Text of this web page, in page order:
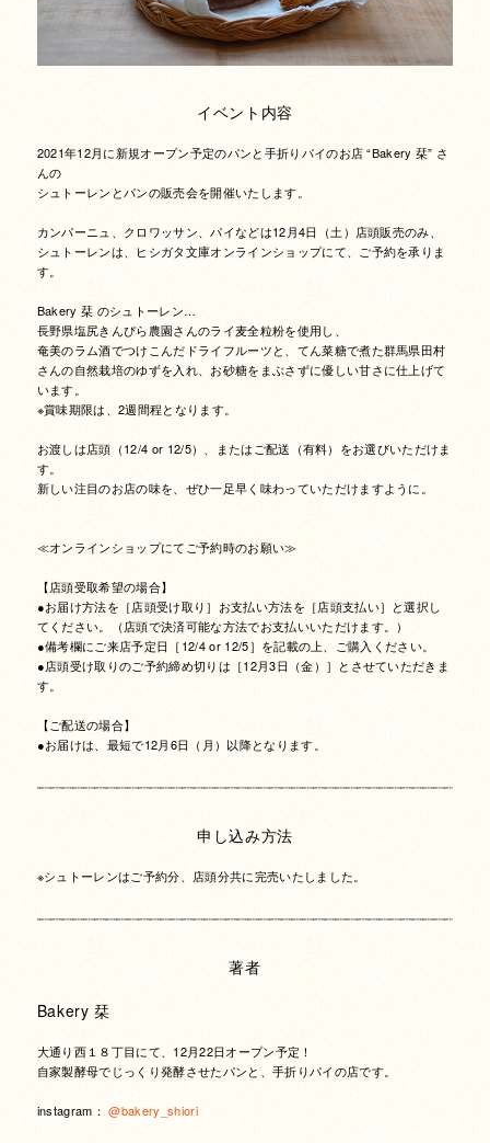
イベント内容
2021年12月に新規オープン予定のパンと手折りパイのお店 “Bakery 栞” さ
んの
シュトーレンとパンの販売会を開催いたします。
カンパーニュ、クロワッサン、パイなどは12月4日（土）店頭販売のみ、
シュトーレンは、ヒシガタ文庫オンラインショップにて、ご予約を承りま
す。
Bakery 栞 のシュトーレン…
長野県塩尻きんぴら農園さんのライ麦全粒粉を使用し、
奄美のラム酒でつけこんだドライフルーツと、てん菜糖で煮た群馬県田村
さんの自然栽培のゆずを入れ、お砂糖をまぶさずに優しい甘さに仕上げて
います。
※賞味期限は、2週間程となります。
お渡しは店頭（12/4 or 12/5）、またはご配送（有料）をお選びいただけま
す。
新しい注目のお店の味を、ぜひ一足早く味わっていただけますように。
≪オンラインショップにてご予約時のお願い≫
【店頭受取希望の場合】
●お届け方法を［店頭受け取り］お支払い方法を［店頭支払い］と選択し
てください。（店頭で決済可能な方法でお支払いいただけます。）
●備考欄にご来店予定日［12/4 or 12/5］を記載の上、ご購入ください。
●店頭受け取りのご予約締め切りは［12月3日（金）］とさせていただきま
す。
【ご配送の場合】
●お届けは、最短で12月6日（月）以降となります。
申し込み方法
※シュトーレンはご予約分、店頭分共に完売いたしました。
著者
Bakery 栞
大通り西１８丁目にて、12月22日オープン予定！
自家製酵母でじっくり発酵させたパンと、手折りパイの店です。
instagram：@bakery_shiori